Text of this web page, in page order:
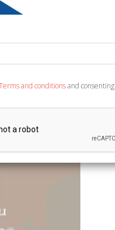
and conditionsand